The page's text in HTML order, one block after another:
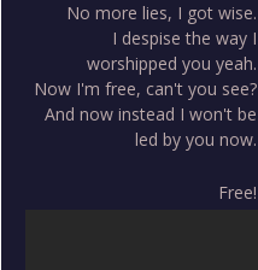
No more lies, I got wise.
I despise the way I
worshipped you yeah.
Now I'm free, can't you see?
And now instead I won't be
led by you now.
Free!